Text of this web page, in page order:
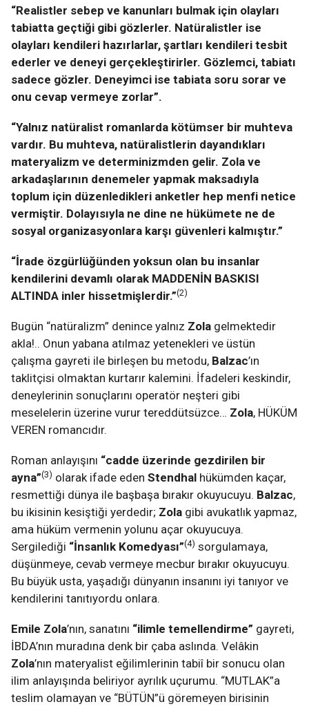
“Realistler sebep ve kanunları bulmak için olayları
tabiatta geçtiği gibi gözlerler. Natüralistler ise
olayları kendileri hazırlarlar, şartları kendileri tesbit
ederler ve deneyi gerçekleştirirler. Gözlemci, tabiatı
sadece gözler. Deneyimci ise tabiata soru sorar ve
onu cevap vermeye zorlar”.
“Yalnız natüralist romanlarda kötümser bir muhteva
vardır. Bu muhteva, natüralistlerin dayandıkları
materyalizm ve determinizmden gelir. Zola ve
arkadaşlarının denemeler yapmak maksadıyla
toplum için düzenledikleri anketler hep menfi netice
vermiştir. Dolayısıyla ne dine ne hükümete ne de
sosyal organizasyonlara karşı güvenleri kalmıştır.”
“İrade özgürlüğünden yoksun olan bu insanlar
kendilerini devamlı olarak MADDENİN BASKISI
ALTINDA inler hissetmişlerdir.”(2)
Bugün “natüralizm” denince yalnız Zola gelmektedir
akla!.. Onun yabana atılmaz yetenekleri ve üstün
çalışma gayreti ile birleşen bu metodu, Balzac’ın
taklitçisi olmaktan kurtarır kalemini. İfadeleri keskindir,
deneylerinin sonuçlarını operatör neşteri gibi
meselelerin üzerine vurur tereddütsüzce… Zola, HÜKÜM
VEREN romancıdır.
Roman anlayışını “cadde üzerinde gezdirilen bir
ayna”(3) olarak ifade eden Stendhal hükümden kaçar,
resmettiği dünya ile başbaşa bırakır okuyucuyu. Balzac,
bu ikisinin kesiştiği yerdedir; Zola gibi avukatlık yapmaz,
ama hüküm vermenin yolunu açar okuyucuya.
Sergilediği “İnsanlık Komedyası”(4) sorgulamaya,
düşünmeye, cevab vermeye mecbur bırakır okuyucuyu.
Bu büyük usta, yaşadığı dünyanın insanını iyi tanıyor ve
kendilerini tanıtıyordu onlara.
Emile Zola’nın, sanatını “ilimle temellendirme” gayreti,
İBDA’nın muradına denk bir çaba aslında. Velâkin
Zola’nın materyalist eğilimlerinin tabiî bir sonucu olan
ilim anlayışında beliriyor ayrılık uçurumu. “MUTLAK”a
teslim olamayan ve “BÜTÜN”ü göremeyen birisinin